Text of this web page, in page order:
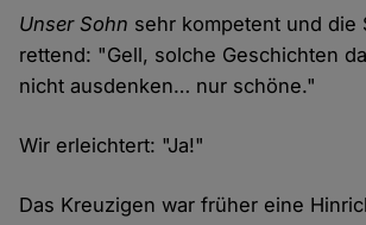
Unser Sohn sehr kompetent und die
rettend: "Gell, solche Geschichten
nicht ausdenken… nur schöne."
Wir erleichtert: "Ja!"
Das Kreuzigen war früher eine